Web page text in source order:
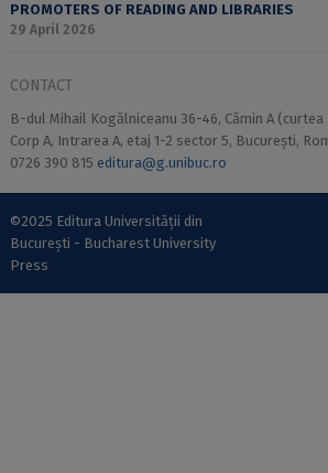
PROMOTERS OF READING AND LIBRARIES
29 April 2026
CONTACT
B-dul Mihail Kogălniceanu 36-46, Cămin A
Corp A, Intrarea A, etaj 1-2 sector 5, București,
0726 390 815 editura@g.unibuc.ro
©2025 Editura Universității din
București - Bucharest University
Press